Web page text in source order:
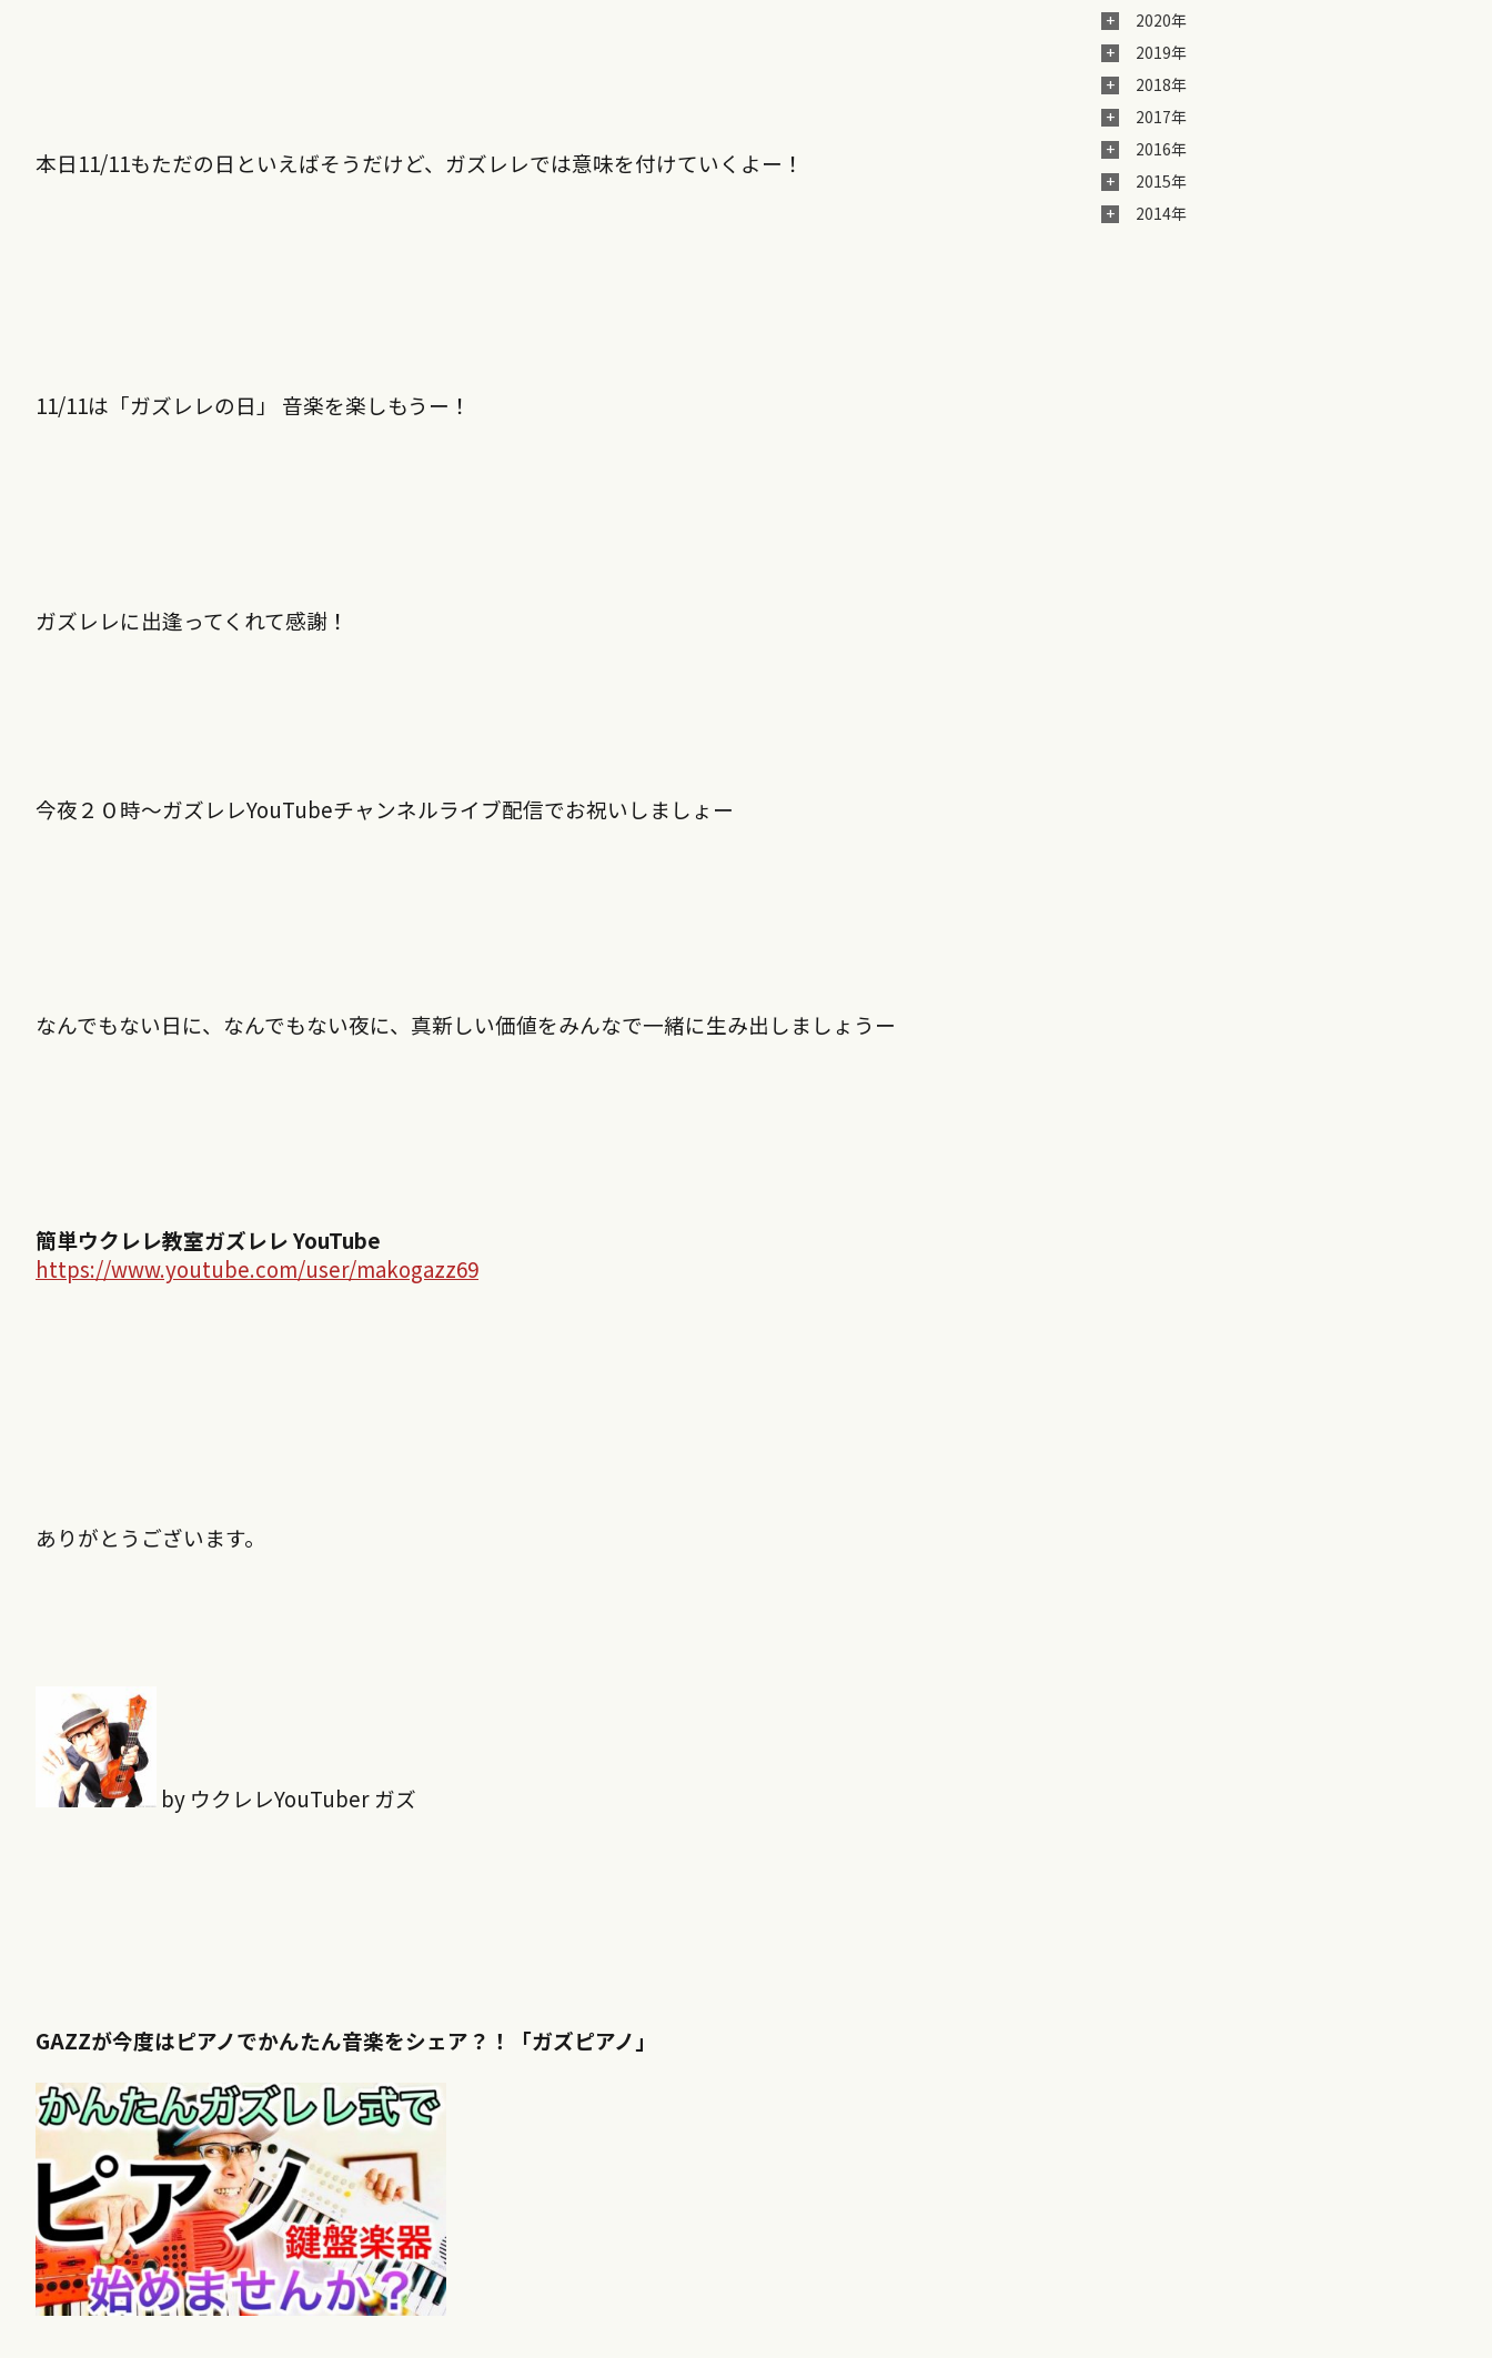
本日11/11もただの日といえばそうだけど、ガズレレでは意味を付けていくよー！
11/11は「ガズレレの日 」 音楽を楽しもうー！
ガズレレに出逢ってくれて感謝！
今夜２０時～ガズレレYouTubeチャンネルライブ配信でお祝いしましょー
なんでもない日に、なんでもない夜に、真新しい価値をみんなで一緒に生み出しましょうー
簡単ウクレレ教室ガズレレ YouTube
https://www.youtube.com/user/makogazz69
ありがとうございます。
by ウクレレYouTuber ガズ
GAZZが今度はピアノでかんたん音楽をシェア？！「ガズピアノ」
2020年
2019年
2018年
2017年
2016年
2015年
2014年